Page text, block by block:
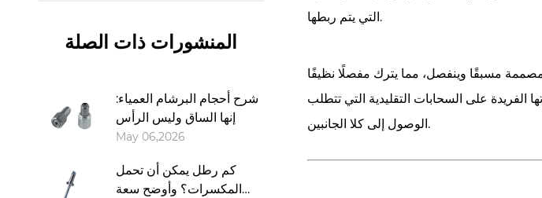
المنشورات ذات الصلة
شرح أحجام البرشام العمياء:
إنها الساق وليس الرأس
May 06,2026
كم رطل يمكن أن تحمل
المكسرات؟ وأوضح سعة
التي يتم ربطها.
مسبقًا وينفصل، مما يترك مفصلًا نظيفًا
الفريدة على السحابات التقليدية التي تتطلب
الوصول إلى كلا الجانبين.